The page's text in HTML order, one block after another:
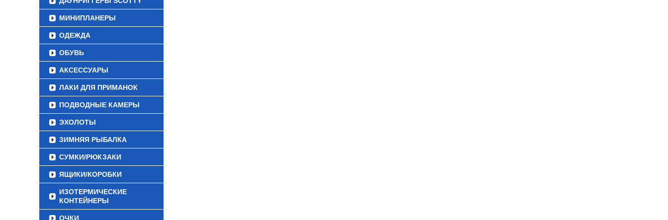
МИНИПЛАНЕРЫ
ОДЕЖДА
ОБУВЬ
АКСЕССУАРЫ
ЛАКИ ДЛЯ ПРИМАНОК
ПОДВОДНЫЕ КАМЕРЫ
ЭХОЛОТЫ
ЗИМНЯЯ РЫБАЛКА
СУМКИ/РЮКЗАКИ
ЯЩИКИ/КОРОБКИ
ИЗОТЕРМИЧЕСКИЕ
КОНТЕЙНЕРЫ
ОЧКИ